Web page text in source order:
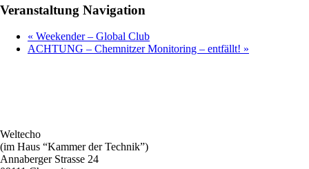
Veranstaltung Navigation
« Weekender – Global Club
ACHTUNG – Chemnitzer Monitoring – entfällt! »
Weltecho
(im Haus “Kammer der Technik”)
Annaberger Strasse 24